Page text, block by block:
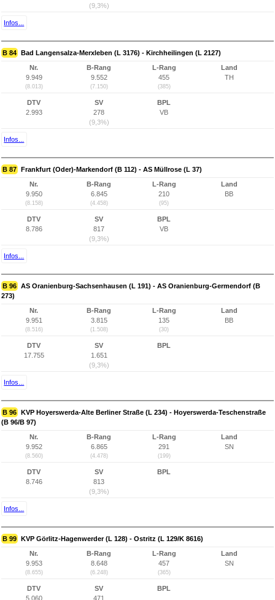
(9,3%)
Infos...
B 84 Bad Langensalza-Merxleben (L 3176) - Kirchheilingen (L 2127)
Nr.
9.949
(8.013)
B-Rang
9.552
(7.150)
L-Rang
455
(385)
Land
TH
DTV
2.993
SV
278
(9,3%)
BPL
VB
Infos...
B 87 Frankfurt (Oder)-Markendorf (B 112) - AS Müllrose (L 37)
Nr.
9.950
(8.158)
B-Rang
6.845
(4.458)
L-Rang
210
(95)
Land
BB
DTV
8.786
SV
817
(9,3%)
BPL
VB
Infos...
B 96 AS Oranienburg-Sachsenhausen (L 191) - AS Oranienburg-Germendorf (B
273)
Nr.
9.951
(8.516)
B-Rang
3.815
(1.508)
L-Rang
135
(30)
Land
BB
DTV
17.755
SV
1.651
(9,3%)
BPL
Infos...
B 96 KVP Hoyerswerda-Alte Berliner Straße (L 234) - Hoyerswerda-Teschenstraße
(B 96/B 97)
Nr.
9.952
(8.560)
B-Rang
6.865
(4.478)
L-Rang
291
(199)
Land
SN
DTV
8.746
SV
813
(9,3%)
BPL
Infos...
B 99 KVP Görlitz-Hagenwerder (L 128) - Ostritz (L 129/K 8616)
Nr.
9.953
(8.655)
B-Rang
8.648
(6.248)
L-Rang
457
(365)
Land
SN
DTV
5.060
SV
471
BPL